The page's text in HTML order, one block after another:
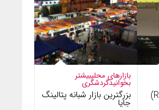
بازارهای محلیبیشتر
بخوانیدگردشگری
بزرگترین بازار شبانه پتالینگ
جایا